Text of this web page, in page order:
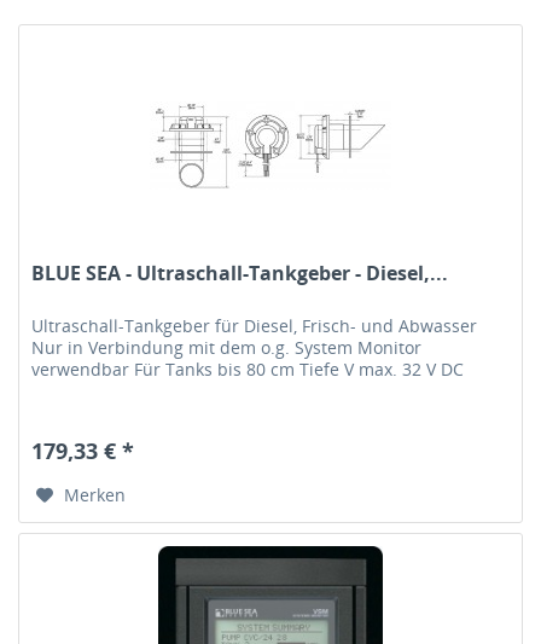
BLUE SEA - Ultraschall-Tankgeber - Diesel,...
Ultraschall-Tankgeber für Diesel, Frisch- und Abwasser
Nur in Verbindung mit dem o.g. System Monitor
verwendbar Für Tanks bis 80 cm Tiefe V max. 32 V DC
179,33 € *
Merken